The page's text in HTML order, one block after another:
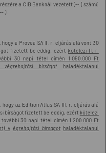
a CIB Banknál vezetett (--.) számú
.).
a Provea SA II. r. eljárás alá vont 30
fizetett be eddig, ezért kötelezi II. r.
30 napi tétel címén 1.050.000 Ft
végrehajtási bírságot
haladéktalanul
az Edition Atlas SA III. r. eljárás alá
bírságot fizetett be eddig, ezért kötelezi
30 napi tétel címén 1.200.000 Ft
v égrehajtási bírságot haladéktalanul